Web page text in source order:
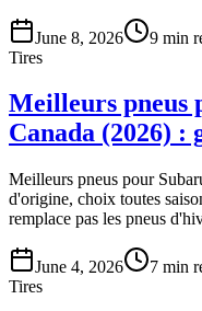
June 8, 2026 9 min
Tires
Meilleurs pneus
Canada (2026) :
Meilleurs pneus pour
d'origine, choix toutes
remplace pas les pneus
June 4, 2026 7 min
Tires